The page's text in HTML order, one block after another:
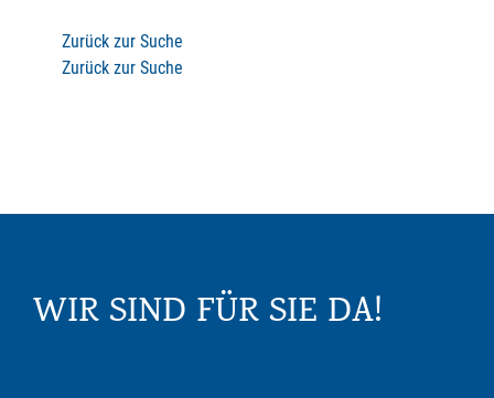
Zurück zur Suche
Zurück zur Suche
WIR SIND FÜR SIE DA!